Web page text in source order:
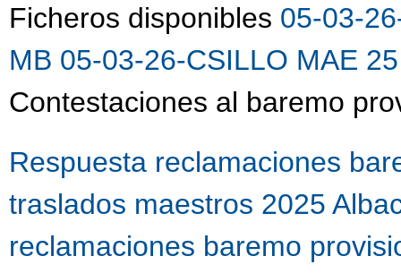
Ficheros disponibles 05-03-
MB 05-03-26-CSILLO MAE
Contestaciones al baremo
Respuesta reclamaciones
traslados maestros 2025
reclamaciones baremo